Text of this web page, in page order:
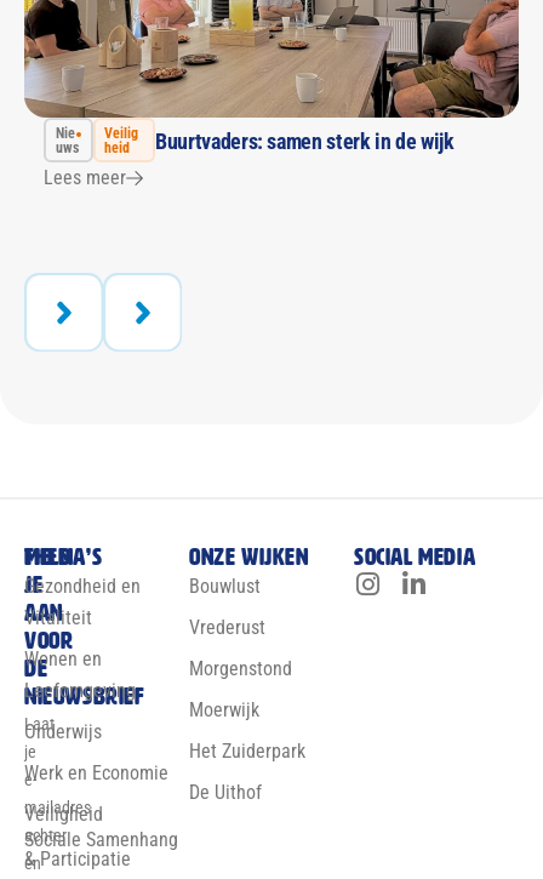
Nie
uws
Veilig
heid
Buurtvaders: samen sterk in de wijk
Lees meer
Meld
je
aan
voor
de
nieuwsbrief
Laat
je
e-
mailadres
achter
en
Thema’s
Gezondheid en
Vitaliteit
Wonen en
Leefomgeving
Onderwijs
Werk en Economie
Veiligheid
Sociale Samenhang
& Participatie
Onze wijken
Bouwlust
Vrederust
Morgenstond
Moerwijk
Het Zuiderpark
De Uithof
Social media